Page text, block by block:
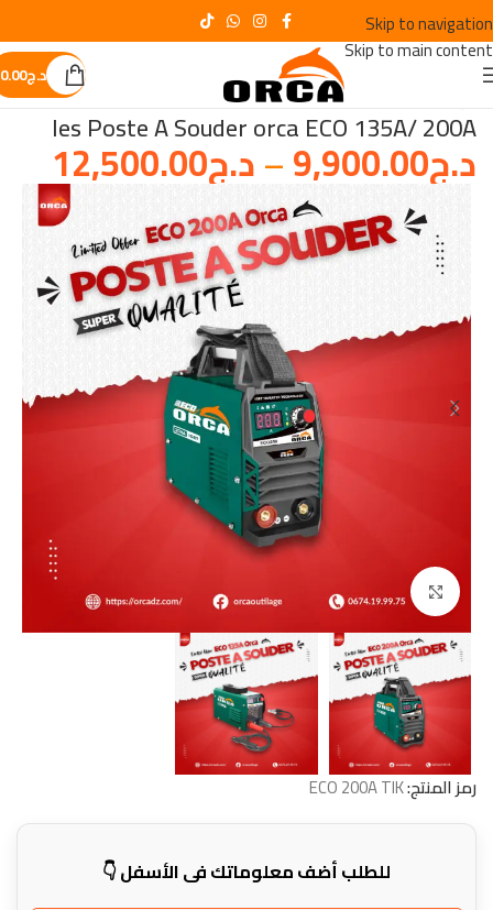
Skip to navigation
Skip to main content
د.ج0.00
poste a soudier
les Poste A Souder orca ECO 135A/ 200A
د.ج9,900.00
–د.ج12,500.00
Click to enlarge
رمز المنتج:ECO 200A TIK
للطلب أضف معلوماتك في الأسفل 👇